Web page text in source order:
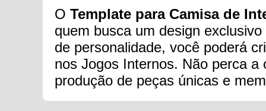
O Template para Camisa de
quem busca um design
de personalidade, você poderá
nos Jogos Internos. Não perca
produção de peças únicas e